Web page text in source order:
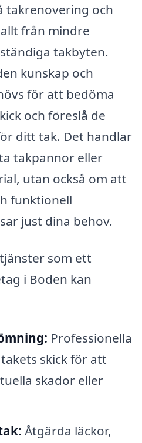
takrenovering och
från mindre
takbyten.
kunskap och
för att bedöma
och föreslå de
ditt tak. Det handlar
takpannor eller
utan också om att
funktionell
just dina behov.
som ett
i Boden kan
Professionella
skick för att
skador eller
Åtgärda läckor,